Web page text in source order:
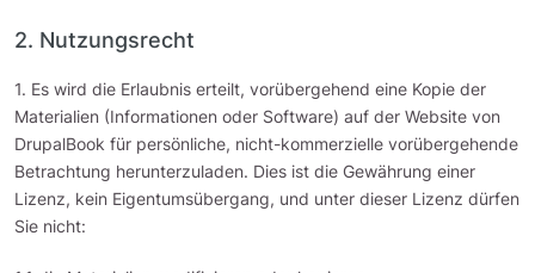
2. Nutzungsrecht
1. Es wird die Erlaubnis erteilt, vorübergehend eine Kopie der
Materialien (Informationen oder Software) auf der Website von
DrupalBook für persönliche, nicht-kommerzielle vorübergehende
Betrachtung herunterzuladen. Dies ist die Gewährung einer
Lizenz, kein Eigentumsübergang, und unter dieser Lizenz dürfen
Sie nicht: